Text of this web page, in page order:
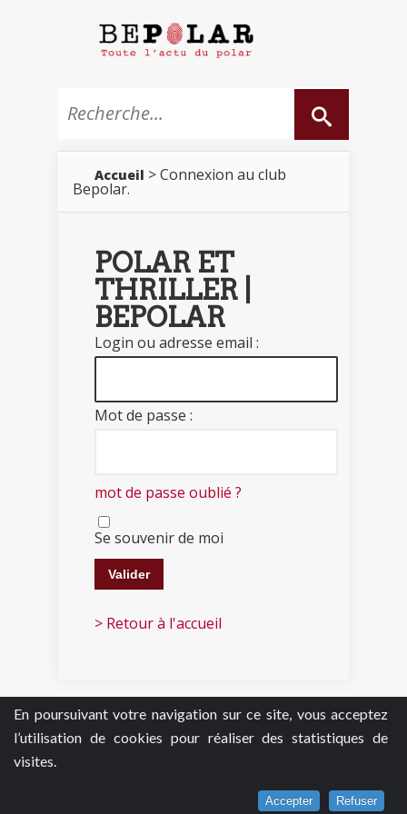
En poursuivant votre navigation sur ce site, vous acceptez
l’utilisation de cookies pour réaliser des statistiques de
visites.
Accepter Refuser
Accueil > Connexion au club
Bepolar.
POLAR ET
THRILLER |
BEPOLAR
Login ou adresse email :
Mot de passe :
mot de passe oublié ?
Se souvenir de moi
> Retour à l'accueil